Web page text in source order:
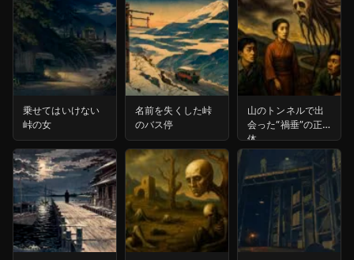
乗せてはいけない
峠の女
名前を失くした峠
のバス停
山のトンネルで出
会った“禍垂”の正
体